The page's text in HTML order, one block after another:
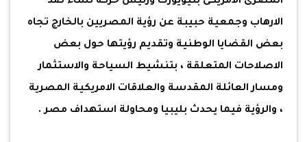
الارهاب وجمعية حبيبة عن رؤية المصريين بالخارج تجاه
بعض القضايا الوطنية وتقديم رؤيتها حول بعض
الاصلاحات المتعلقة ، بتنشيط السياحة والاستثمار
ومسار العائلة المقدسة والعلاقات الامريكية المصرية
، والرؤية فيما يحدث بليبيا ومحاولة استهداف مصر .